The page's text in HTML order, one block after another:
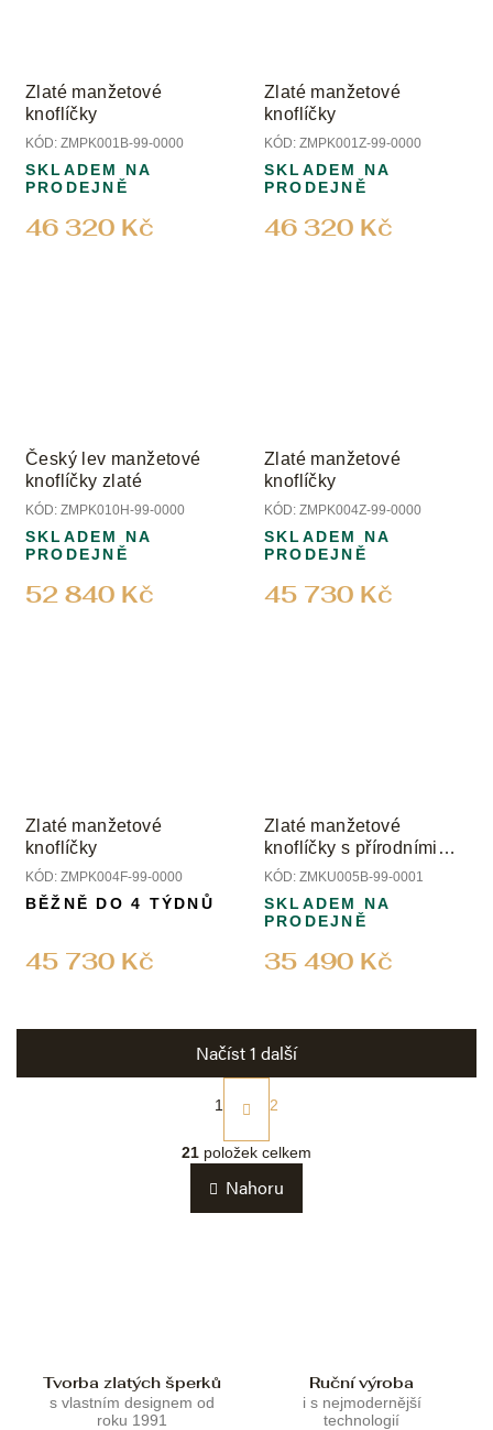
Zlaté manžetové
knoflíčky
KÓD: ZMPK001B-99-0000
46 320 Kč
SKLADEM NA
PRODEJNĚ
Zlaté manžetové
knoflíčky
KÓD: ZMPK001Z-99-0000
46 320 Kč
SKLADEM NA
PRODEJNĚ
Český lev manžetové
knoflíčky zlaté
KÓD: ZMPK010H-99-0000
52 840 Kč
SKLADEM NA
PRODEJNĚ
Zlaté manžetové
knoflíčky
KÓD: ZMPK004Z-99-0000
45 730 Kč
SKLADEM NA
PRODEJNĚ
Zlaté manžetové
knoflíčky
KÓD: ZMPK004F-99-0000
45 730 Kč
BĚŽNĚ DO 4 TÝDNŮ
Zlaté manžetové
knoflíčky s přírodními
černými onyxy
KÓD: ZMKU005B-99-0001
35 490 Kč
SKLADEM NA
PRODEJNĚ
v
l
á
d
Načíst 1 další
S
t
á
n
k
1 2
21 položek celkem
Nahoru
Tvorba zlatých šperků
s vlastním designem od
roku 1991
Ruční výroba
i s nejmodernější
technologií